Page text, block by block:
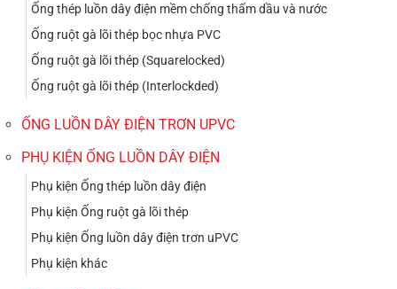
Ống thép luồn dây điện mềm chống thấm dầu và nước
Ống ruột gà lõi thép bọc nhựa PVC
Ống ruột gà lõi thép (Squarelocked)
Ống ruột gà lõi thép (Interlockded)
ỐNG LUỒN DÂY ĐIỆN TRƠN UPVC
PHỤ KIỆN ỐNG LUỒN DÂY ĐIỆN
Phụ kiện Ống thép luồn dây điện
Phụ kiện Ống ruột gà lõi thép
Phụ kiện Ống luồn dây điện trơn uPVC
Phụ kiện khác